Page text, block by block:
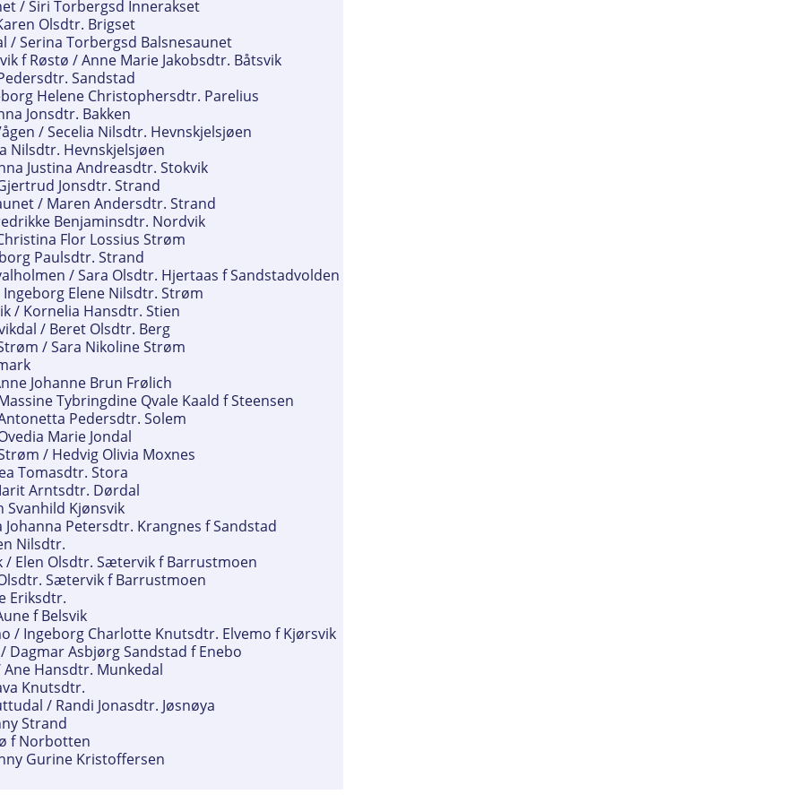
/ Siri Torbergsd Innerakset
Olsdtr. Brigset
/ Serina Torbergsd Balsnesaunet
f Røstø / Anne Marie Jakobsdtr. Båtsvik
Sandstad
Helene Christophersdtr. Parelius
Jonsdtr. Bakken
/ Secelia Nilsdtr. Hevnskjelsjøen
Nilsdtr. Hevnskjelsjøen
Justina Andreasdtr. Stokvik
Jonsdtr. Strand
/ Maren Andersdtr. Strand
Benjaminsdtr. Nordvik
Flor Lossius Strøm
Paulsdtr. Strand
/ Sara Olsdtr. Hjertaas f Sandstadvolden
Elene Nilsdtr. Strøm
/ Kornelia Hansdtr. Stien
/ Beret Olsdtr. Berg
/ Sara Nikoline Strøm
Johanne Brun Frølich
Tybringdine Qvale Kaald f Steensen
Pedersdtr. Solem
Marie Jondal
/ Hedvig Olivia Moxnes
Tomasdtr. Stora
Arntsdtr. Dørdal
Svanhild Kjønsvik
Petersdtr. Krangnes f Sandstad
Nilsdtr.
Elen Olsdtr. Sætervik f Barrustmoen
Sætervik f Barrustmoen
Eriksdtr.
f Belsvik
/ Ingeborg Charlotte Knutsdtr. Elvemo f Kjørsvik
Asbjørg Sandstad f Enebo
Hansdtr. Munkedal
Knutsdtr.
/ Randi Jonasdtr. Jøsnøya
Strand
f Norbotten
Gurine Kristoffersen